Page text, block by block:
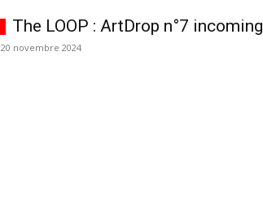
The LOOP : ArtDrop n°7 incoming
20 novembre 2024